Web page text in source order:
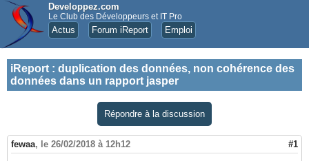
Developpez.com
Le Club des Développeurs et IT Pro
Actus Forum iReport Emploi
iReport : duplication des données, non cohérence des
données dans un rapport jasper
Répondre à la discussion
fewaa, le 26/02/2018 à 12h12 #1